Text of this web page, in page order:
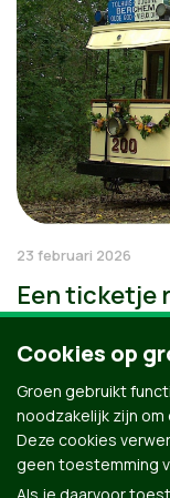
23 februari 2026
Een ticketje
Cookies op
Groen gebruikt
noodzakelijk zijn
Deze cookies
geen toestemming